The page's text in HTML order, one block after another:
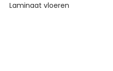
Laminaat vloeren